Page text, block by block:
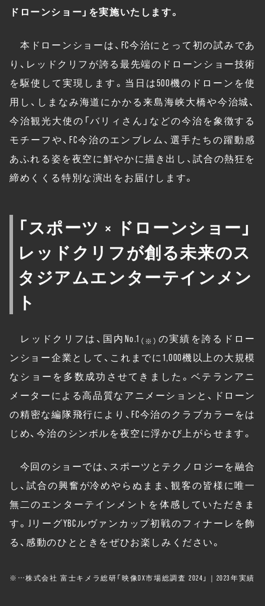
ドローンショー」を実施いたします。
本ドローンショーは、FC今治にとって初の試みであ
り、レッドクリフが誇る最先端のドローンショー技術
を駆使して実現します。当日は500機のドローンを使
用し、しまなみ海道にかかる来島海峡大橋や今治城、
今治観光大使の「バリィさん」などの今治を象徴する
モチーフや、FC今治のエンブレム、選手たちの躍動感
あふれる姿を夜空に鮮やかに描き出し、試合の熱狂を
締めくくる特別な演出をお届けします。
「スポーツ × ドローンショー」
レッドクリフが創る未来のス
タジアムエンターテインメン
ト
レッドクリフは、国内No.1 （※） の実績を誇るドロー
ンショー企業として、これまでに1,000機以上の大規模
なショーを多数成功させてきました。ベテランアニ
メーターによる高品質なアニメーションと、ドローン
の精密な編隊飛行により、FC今治のクラブカラーをは
じめ、今治のシンボルを夜空に浮かび上がらせます。
今回のショーでは、スポーツとテクノロジーを融合
し、試合の興奮が冷めやらぬまま、観客の皆様に唯一
無二のエンターテインメントを体感していただきま
す。JリーグYBCルヴァンカップ初戦のフィナーレを飾
る、感動のひとときをぜひお楽しみください。
※…株式会社 富士キメラ総研「映像DX市場総調査 2024」｜2023年実績